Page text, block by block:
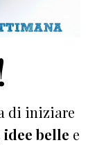
di iniziare
idee belle e